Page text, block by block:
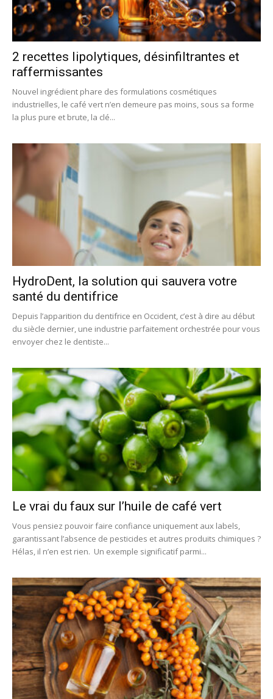
2 recettes lipolytiques, désinfiltrantes et
raffermissantes
Nouvel ingrédient phare des formulations cosmétiques
industrielles, le café vert n’en demeure pas moins, sous sa forme
la plus pure et brute, la clé...
HydroDent, la solution qui sauvera votre
santé du dentifrice
Depuis l’apparition du dentifrice en Occident, c’est à dire au début
du siècle dernier, une industrie parfaitement orchestrée pour vous
envoyer chez le dentiste...
Le vrai du faux sur l’huile de café vert
Vous pensiez pouvoir faire confiance uniquement aux labels,
garantissant l’absence de pesticides et autres produits chimiques ?
Hélas, il n’en est rien. Un exemple significatif parmi...